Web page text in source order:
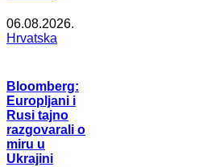
06.08.2026.
Hrvatska
Bloomberg:
Europljani i
Rusi tajno
razgovarali o
miru u
Ukrajini